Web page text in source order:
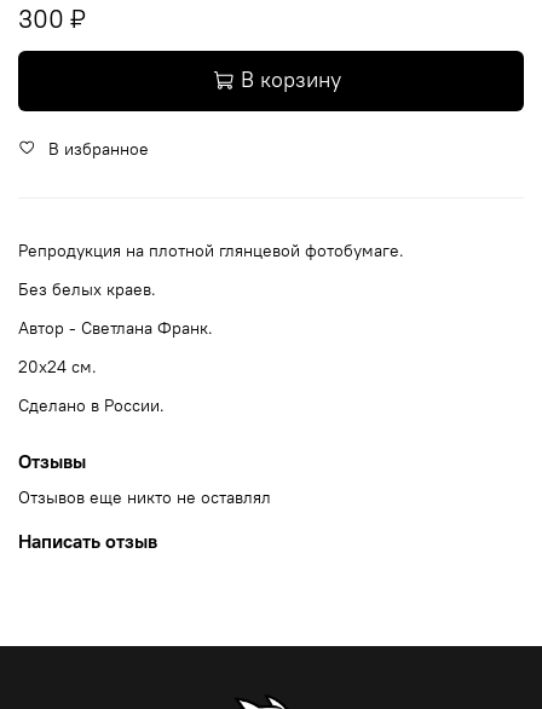
300 ₽
В корзину
В избранное
Репродукция на плотной глянцевой фотобумаге.
Без белых краев.
Автор - Светлана Франк.
20x24 см.
Сделано в России.
Отзывы
Отзывов еще никто не оставлял
Написать отзыв